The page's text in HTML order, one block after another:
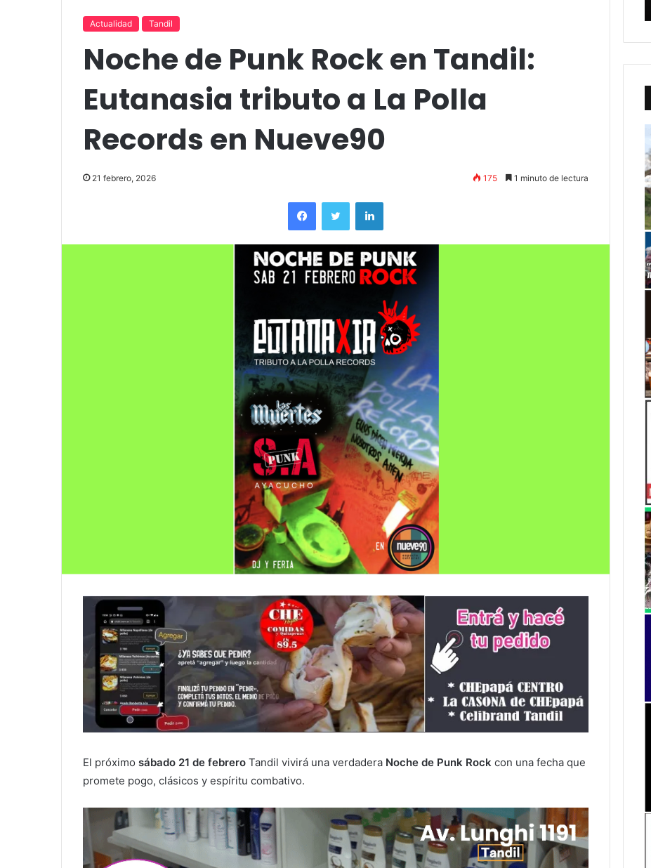
Actualidad Tandil
Noche de Punk Rock en Tandil:
Eutanasia tributo a La Polla
Records en Nueve90
21 febrero, 2026 175 1 minuto de lectura
El próximo sábado 21 de febrero Tandil vivirá una verdadera Noche de Punk Rock con una fecha que
promete pogo, clásicos y espíritu combativo.